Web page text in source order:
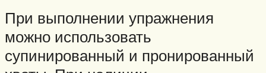
При выполнении упражнения
можно использовать
супинированный и пронированный